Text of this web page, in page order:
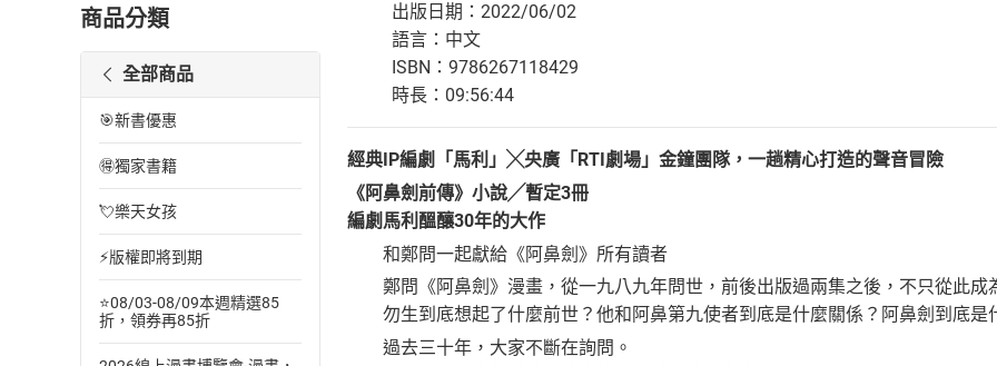
商品分類
全部商品
🎯新書優惠
🉐獨家書籍
💘樂天女孩
⚡版權即將到期
⭐08/03-08/09本週精選85
折，領券再85折
出版日期：2022/06/02
語言：中文
ISBN：9786267118429
時長：09:56:44
經典IP編劇「馬利」╳央廣「RTI劇場」金鐘團隊，一趟精心打造的聲音冒險
《阿鼻劍前傳》小說╱暫定3冊
編劇馬利醞釀30年的大作
和鄭問一起獻給《阿鼻劍》所有讀者
鄭問《阿鼻劍》漫畫，從一九八九年問世，前後出版過兩集之後，不只從此成
勿生到底想起了什麼前世？他和阿鼻第九使者到底是什麼關係？阿鼻劍到底是
過去三十年，大家不斷在詢問。